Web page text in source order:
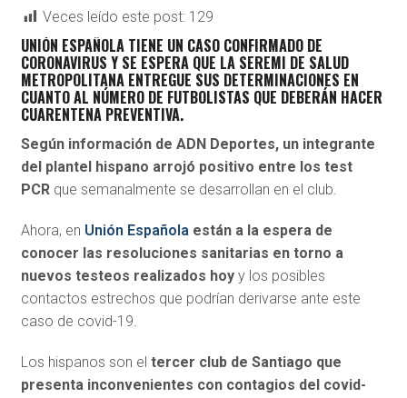
Veces leído este post: 129
UNIÓN ESPAÑOLA TIENE UN CASO CONFIRMADO DE
CORONAVIRUS Y SE ESPERA QUE LA SEREMI DE SALUD
METROPOLITANA ENTREGUE SUS DETERMINACIONES EN
CUANTO AL NÚMERO DE FUTBOLISTAS QUE DEBERÁN HACER
CUARENTENA PREVENTIVA.
Según información de ADN Deportes, un integrante
del plantel hispano arrojó positivo entre los test
PCRque semanalmente se desarrollan en el club.
Ahora, en Unión Española están a la espera de
conocer las resoluciones sanitarias en torno a
nuevos testeos realizados hoyy los posibles
contactos estrechos que podrían derivarse ante este
caso de covid-19.
Los hispanos son el tercer club de Santiago que
presenta inconvenientes con contagios del covid-